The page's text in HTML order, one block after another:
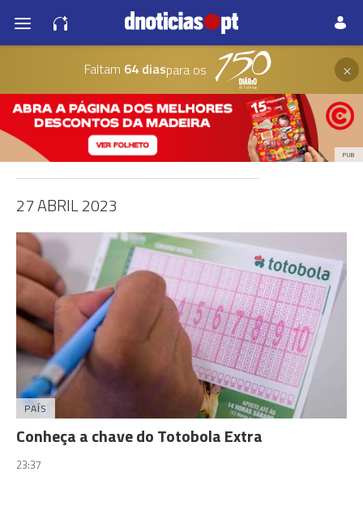
Faltam 64 diaspara os ×
PUB
27 ABRIL 2023
PAÍS
Conheça a chave do Totobola Extra
23:37